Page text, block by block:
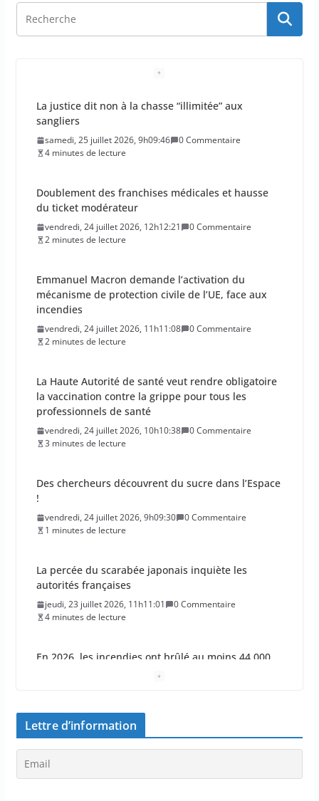
Doublement des franchises médicales et hausse
du ticket modérateur
vendredi, 24 juillet 2026, 12h12:21
0 Commentaire
2 minutes de lecture
Emmanuel Macron demande l’activation du
mécanisme de protection civile de l’UE, face aux
incendies
vendredi, 24 juillet 2026, 11h11:08
La Haute Autorité de santé veut rendre obligatoire
la vaccination contre la grippe pour tous les
professionnels de santé
vendredi, 24 juillet 2026, 10h10:38
Des chercheurs découvrent du sucre dans l’Espace
!
vendredi, 24 juillet 2026, 9h09:30
0 Commentaire
1 minutes de lecture
La percée du scarabée japonais inquiète les
autorités françaises
jeudi, 23 juillet 2026, 11h11:01
0 Commentaire
4 minutes de lecture
En 2026, les incendies ont brûlé au moins 44 000
hectares en France
jeudi, 23 juillet 2026, 10h10:30
0 Commentaire
1 minutes de lecture
Les députés approuvent les viols en série sur les
sécurité du quotidien
mercredi, 22 juillet 2026, 12h12:27
0 Commentaire
Lettre d’information